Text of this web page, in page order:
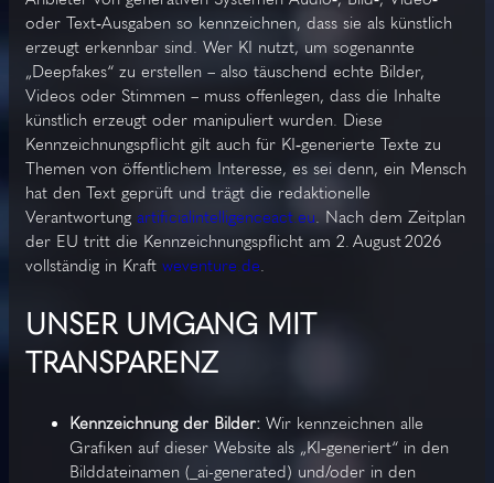
oder Text‑Ausgaben so kennzeichnen, dass sie als künstlich
erzeugt erkennbar sind. Wer KI nutzt, um sogenannte
„Deepfakes“ zu erstellen – also täuschend echte Bilder,
Videos oder Stimmen – muss offenlegen, dass die Inhalte
künstlich erzeugt oder manipuliert wurden. Diese
Kennzeichnungspflicht gilt auch für KI‑generierte Texte zu
Themen von öffentlichem Interesse, es sei denn, ein Mensch
hat den Text geprüft und trägt die redaktionelle
Verantwortung artificialintelligenceact.eu. Nach dem Zeitplan
der EU tritt die Kennzeichnungspflicht am 2. August 2026
vollständig in Kraft weventure.de.
UNSER UMGANG MIT
TRANSPARENZ
Kennzeichnung der Bilder:Wir kennzeichnen alle
Grafiken auf dieser Website als „KI‑generiert“ in den
Bilddateinamen (_ai-generated) und/oder in den